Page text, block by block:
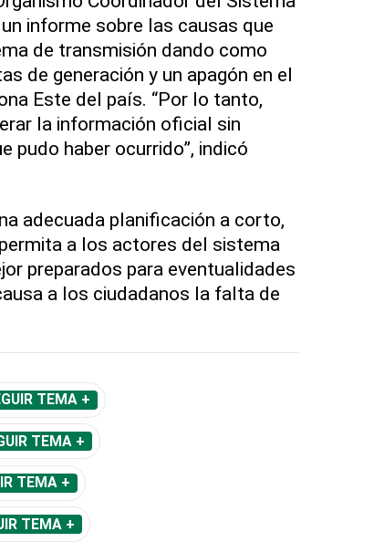
informe sobre las causas que
de transmisión dando como
de generación y un apagón en el
Este del país. “Por lo tanto,
la información oficial sin
pudo haber ocurrido”, indicó
adecuada planificación a corto,
a los actores del sistema
preparados para eventualidades
a los ciudadanos la falta de
TEMA +
TEMA +
TEMA +
TEMA +